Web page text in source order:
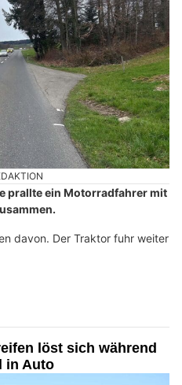
prallte ein Motorradfahrer mit
davon. Der Traktor fuhr weiter
löst sich während
in Auto